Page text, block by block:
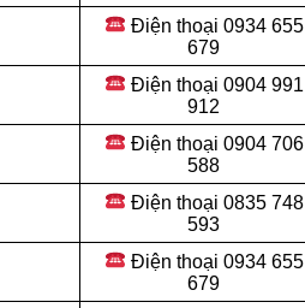
Điện thoại 0934 655
679
Điện thoại 0904 991
912
Điện thoại 0904 706
588
Điện thoại 0835 748
593
Điện thoại 0934 655
679